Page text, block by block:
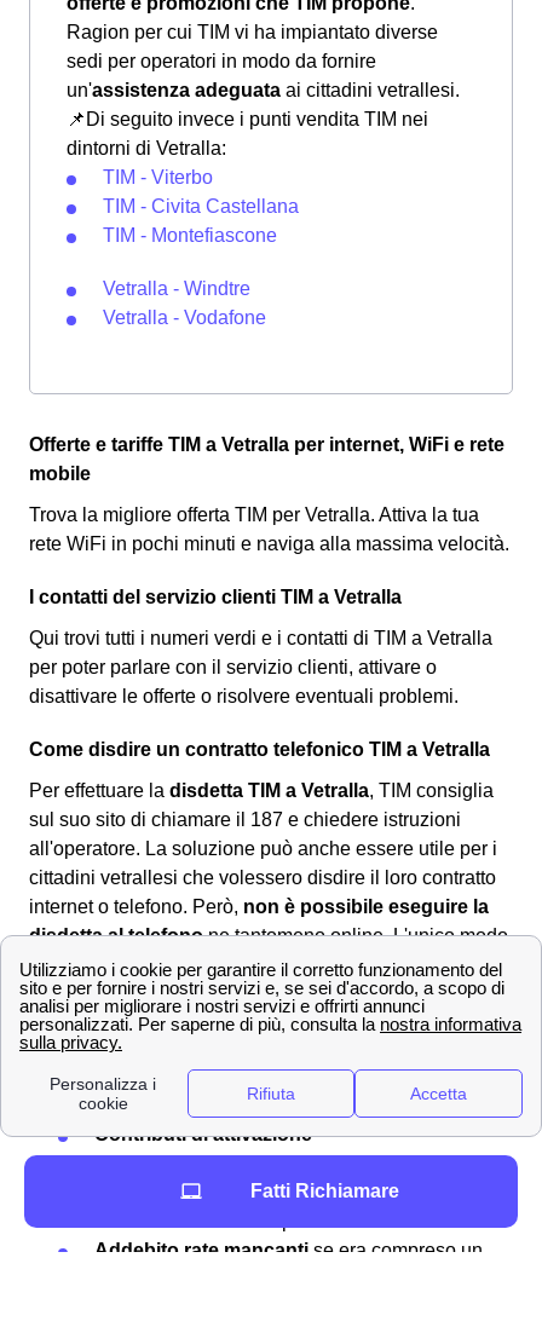
Ragion per cui TIM vi ha impiantato diverse
sedi per operatori in modo da fornire
un'assistenza adeguata ai cittadini vetrallesi.
📌Di seguito invece i punti vendita TIM nei
dintorni di Vetralla:
TIM - Viterbo
TIM - Civita Castellana
TIM - Montefiascone
Vetralla - Windtre
Vetralla - Vodafone
Offerte e tariffe TIM a Vetralla per internet, WiFi e rete
mobile
Trova la migliore offerta TIM per Vetralla. Attiva la tua
rete WiFi in pochi minuti e naviga alla massima velocità.
I contatti del servizio clienti TIM a Vetralla
Qui trovi tutti i numeri verdi e i contatti di TIM a Vetralla
per poter parlare con il servizio clienti, attivare o
disattivare le offerte o risolvere eventuali problemi.
Come disdire un contratto telefonico TIM a Vetralla
Per effettuare la disdetta TIM a Vetralla, TIM consiglia
sul suo sito di chiamare il 187 e chiedere istruzioni
all'operatore. La soluzione può anche essere utile per i
cittadini vetrallesi che volessero disdire il loro contratto
internet o telefono. Però, non è possibile eseguire la
disdetta al telefonone tantomeno online. L'unico modo
per i cittadini vetrallesi è quello di scaricare ilmodulo
per la disdetta TIMcorretto online, compilarlo edinviarlo
al providerall'indirizzo postale per la disdetta. Spesso
ladisdetta TIM non è gratuita
Vetralla i seguenti costi:
Contributi di attivazione
Penali per eventualemancata riconsegna
Addebito rate mancanti se era compreso un
Fatti Richiamare